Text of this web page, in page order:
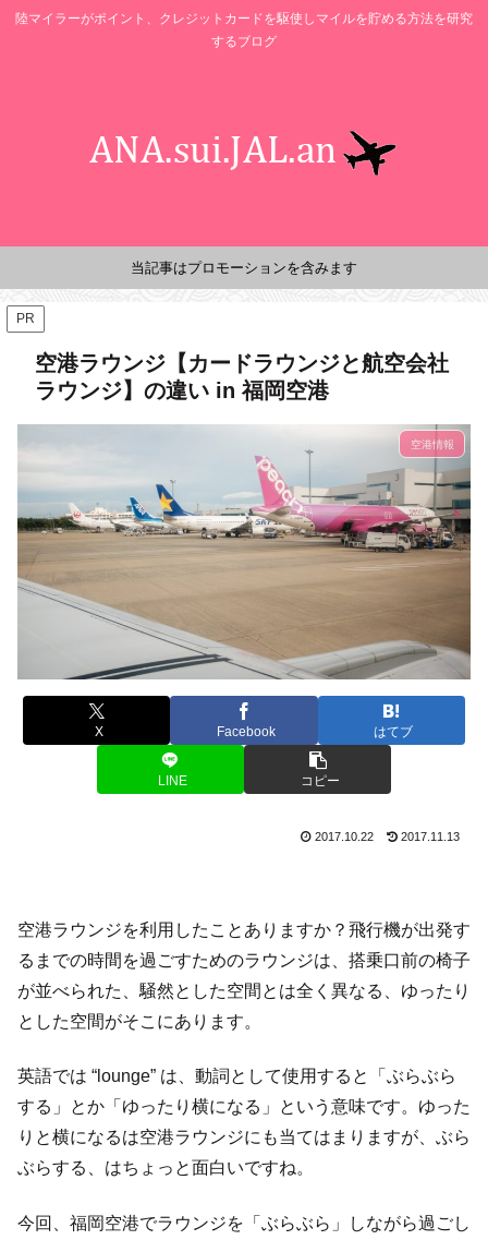
陸マイラーがポイント、クレジットカードを駆使しマイルを貯める方法を研究
するブログ
当記事はプロモーションを含みます
PR
空港ラウンジ【カードラウンジと航空会社
ラウンジ】の違い in 福岡空港
空港情報
X Facebook はてブ
LINE コピー
2017.10.22 2017.11.13
空港ラウンジを利用したことありますか？飛行機が出発す
るまでの時間を過ごすためのラウンジは、搭乗口前の椅子
が並べられた、騒然とした空間とは全く異なる、ゆったり
とした空間がそこにあります。
英語では “lounge” は、動詞として使用すると「ぶらぶら
する」とか「ゆったり横になる」という意味です。ゆった
りと横になるは空港ラウンジにも当てはまりますが、ぶら
ぶらする、はちょっと面白いですね。
今回、福岡空港でラウンジを「ぶらぶら」しながら過ごし